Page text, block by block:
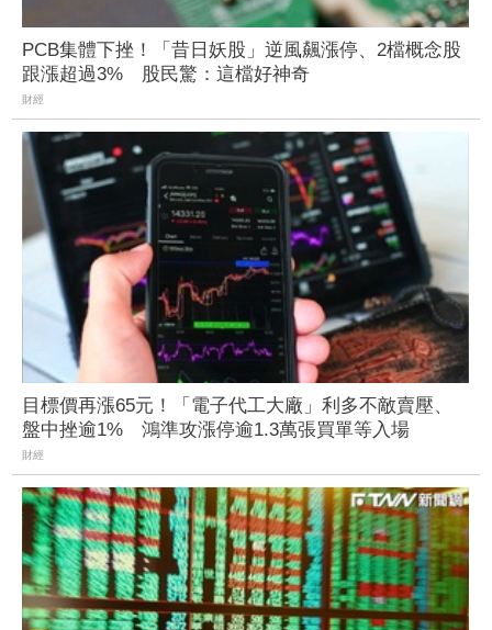
PCB集體下挫！「昔日妖股」逆風飆漲停、2檔概念股
跟漲超過3% 股民驚：這檔好神奇
財經
目標價再漲65元！「電子代工大廠」利多不敵賣壓、
盤中挫逾1% 鴻準攻漲停逾1.3萬張買單等入場
財經